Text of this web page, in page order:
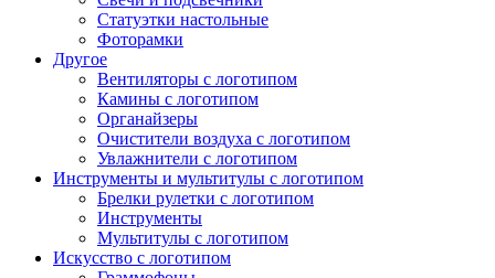
Статуэтки настольные
Фоторамки
Другое
Вентиляторы с логотипом
Камины с логотипом
Органайзеры
Очистители воздуха с логотипом
Увлажнители с логотипом
Инструменты и мультитулы с логотипом
Брелки рулетки с логотипом
Инструменты
Мультитулы с логотипом
Искусство с логотипом